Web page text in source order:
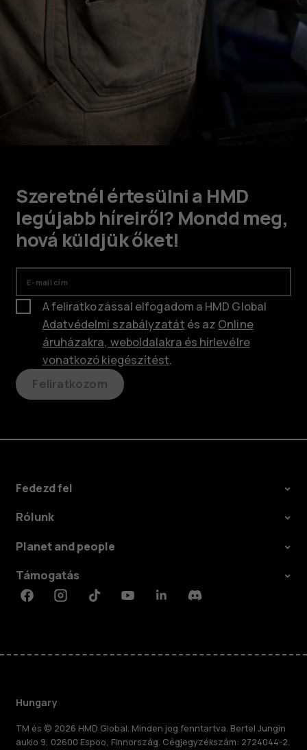
Szeretnél értesülni a HMD
legújabb híreiről? Mondd meg,
hová küldjük őket!
E-mail cím
A feliratkozással elfogadom a HMD Global
Adatvédelmi szabályzatát és az Online
áruházakra, weboldalakra és hírlevélre
vonatkozó kiegészítést.
Feliratkozom
Fedezd fel
Rólunk
Planet and people
Támogatás
FacebookInstagramTiktokYoutubeLinkedinDiscord
Hungary
TM és © 2026 HMD Global. Minden jog fenntartva. Bertel Jungin
aukio 9, 02600 Espoo, Finnország. Cégjegyzékszám: 2724044-2.